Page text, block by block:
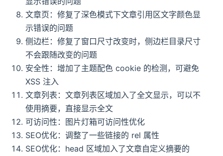
文章页：修复了深色模式下文章引用区文字颜色显
示错误的问题
侧边栏：修复了窗口尺寸改变时，侧边栏目录尺寸
不会跟随改变的问题
安全性：增加了主题配色 cookie 的检测，可避免
XSS 注入
文章列表：文章列表区域加入了全文显示，可以不
使用摘要，直接显示全文
可访问性：图片灯箱可访问性优化
SEO优化：调整了一些链接的 rel 属性
SEO优化：head 区域加入了文章自定义摘要的